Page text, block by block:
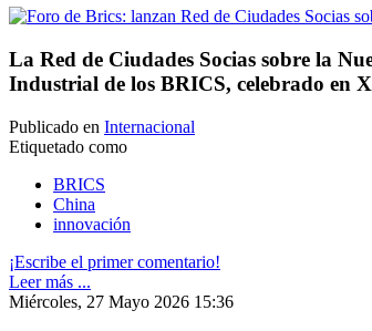
La Red de Ciudades Socias sobre la
Industrial de los BRICS, celebrado en
Publicado en Internacional
Etiquetado como
BRICS
China
innovación
¡Escribe el primer comentario!
Leer más ...
Miércoles, 27 Mayo 2026 15:36